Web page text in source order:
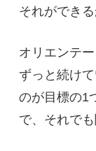
それができる
オリエンテ
ずっと続け
のが目標の1
で、それで